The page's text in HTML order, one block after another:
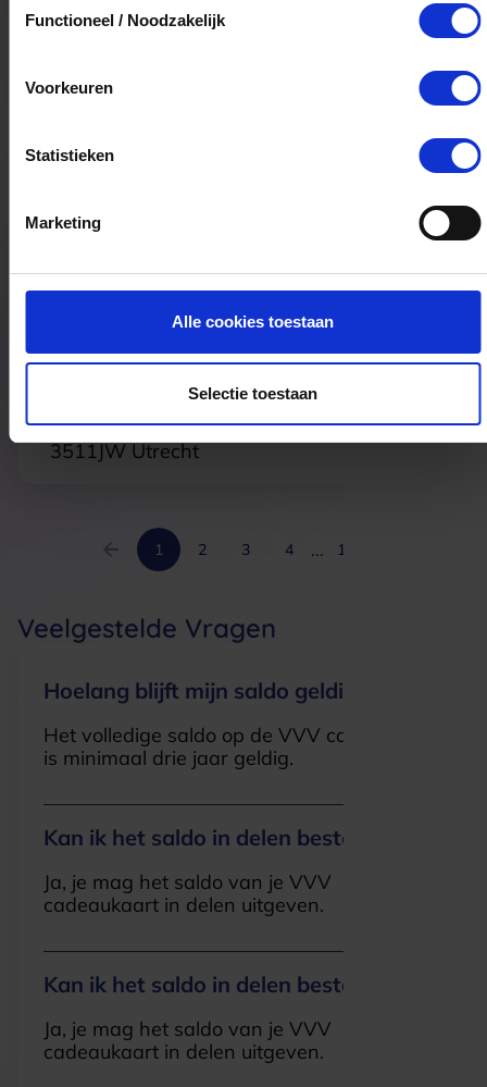
Functioneel / Noodzakelijk
Voorkeuren
Statistieken
Marketing
Alle cookies toestaan
Selectie toestaan
Livera Zeist
3701HL
Grotestraat 97
Bakkerstraat 4
3511JW Utrecht
1 2 3 4 ... 13
Veelgestelde Vragen
Hoelang blijft mijn saldo geldig?
Het volledige saldo op de VVV cadeaukaart
is minimaal drie jaar geldig.
Kan ik het saldo in delen besteden?
Ja, je mag het saldo van je VVV
cadeaukaart in delen uitgeven.
Kan ik het saldo in delen besteden?
Ja, je mag het saldo van je VVV
cadeaukaart in delen uitgeven.